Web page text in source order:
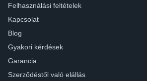
Felhasználási feltételek
Kapcsolat
Blog
Gyakori kérdések
Garancia
Szerződéstől való elállás